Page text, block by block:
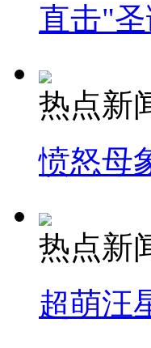
直击"
热点新
愤怒母
热点新
超萌汪